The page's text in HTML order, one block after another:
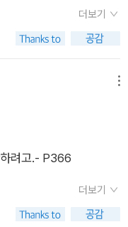
하지 않는 물건을 만들고
졌고 룸메이트가 되었
같은 물건들이 가득했
했다. 보민은 이연이
람은 아니었다.날짜가
구가 아니었다면 초대
는 언젠가 이연이 상
나눈다. 그러니까 이연은
초대장을 보낸 것이다.
로 간단하게 안된다고 치
건 다 헛소리다. 그저
휴가는 바로 그 제한을
이야기다. 금속 피부
물에 자연스럽게 녹이
은유로도 읽을 수 있다.
질이라고 생각하는 존
자연스럽게 받아들이
이드였던 수브다니가 인
에 대해서는 이 단편에
이 있다. 소설의 끝에 가
니라 시작인, 어쩌면
야 할까를 생각할 수도
할까 고민할 수도 있
도 하나가 아닌데 어떻
다.세상에는 여러 삶이
, 이 삶이 옳다 그 삶은
발동하고, 낯섬은 나와
지키고 잃으면서 새로
외계, 지구로 치환하
더 쉬워지는 느낌이
실제가 아닌 감각으
또다시 아래로.검푸른
속에서 오직 우리만이
움을 직면하는 것이
던 것이다. 이 외로운
106, 양면의 조개껍데
잖아요. 기록도 불완전
를 배경으로 주인공 현
솜 피부관리숍’에서 일
는 “잘 녹슬고 싶다”는
그는 인간 예술가 남상아
졌다. 이제는 인간으로
녹슬어 사라지길 택
게 다가온다.(2) 양면
이야기였다. 외계 행성
라임을 한 몸에 지닌
더보기
려고.- P366
더보기